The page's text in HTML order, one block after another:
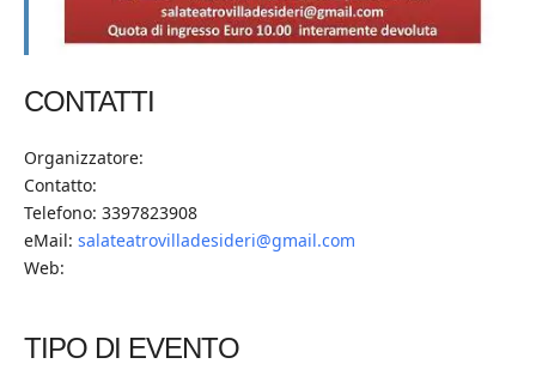
CONTATTI
Organizzatore:
Contatto:
Telefono: 3397823908
eMail: salateatrovilladesideri@gmail.com
Web:
TIPO DI EVENTO